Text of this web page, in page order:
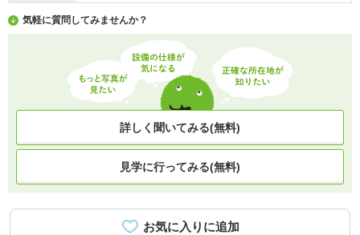
気軽に質問してみませんか？
詳しく聞いてみる(無料)
見学に行ってみる(無料)